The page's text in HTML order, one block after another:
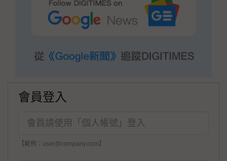
會員登入
【範例：user@company.com】